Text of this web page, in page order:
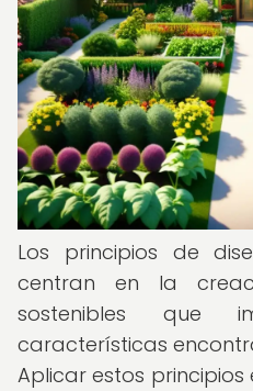
Los principios de
centran en la
sostenibles que
características
Aplicar estos principios